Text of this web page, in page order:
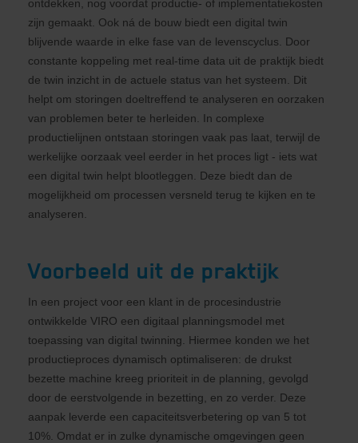
ontdekken, nog voordat productie- of implementatiekosten
zijn gemaakt. Ook ná de bouw biedt een digital twin
blijvende waarde in elke fase van de levenscyclus. Door
constante koppeling met real-time data uit de praktijk biedt
de twin inzicht in de actuele status van het systeem. Dit
helpt om storingen doeltreffend te analyseren en oorzaken
van problemen beter te herleiden. In complexe
productielijnen ontstaan storingen vaak pas laat, terwijl de
werkelijke oorzaak veel eerder in het proces ligt - iets wat
een digital twin helpt blootleggen. Deze biedt dan de
mogelijkheid om processen versneld terug te kijken en te
analyseren.
Voorbeeld uit de praktijk
In een project voor een klant in de procesindustrie
ontwikkelde VIRO een digitaal planningsmodel met
toepassing van digital twinning. Hiermee konden we het
productieproces dynamisch optimaliseren: de drukst
bezette machine kreeg prioriteit in de planning, gevolgd
door de eerstvolgende in bezetting, en zo verder. Deze
aanpak leverde een capaciteitsverbetering op van 5 tot
10%. Omdat er in zulke dynamische omgevingen geen